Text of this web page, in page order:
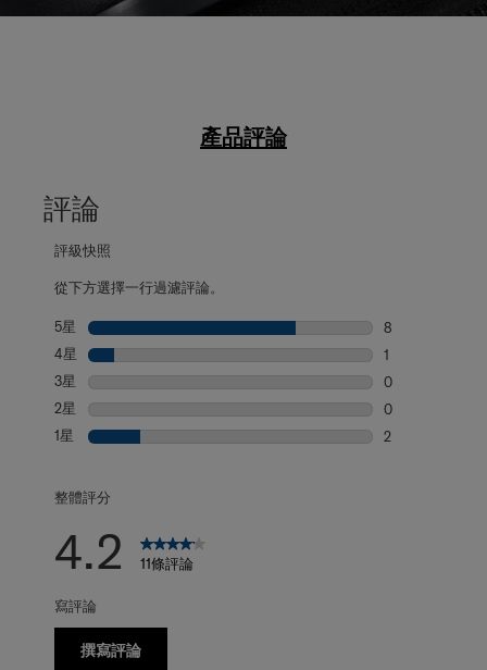
產品評論
評論
評級快照
從下方選擇一行過濾評論。
5星 星級
8
4星 星級
1
3星 星級
0
2星 星級
0
1星 星級
2
整體評分
4.2 11條評論
寫評論
撰寫評論